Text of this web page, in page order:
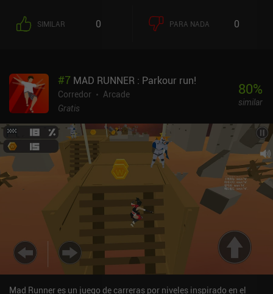
de vidas, pero un iAP de 1 $ elimina este sistema por completo, y
los iAP de 3 $ también eliminan los anuncios, que rara vez
SIMILAR 0 PARA NADA 0
#7 MAD RUNNER : Parkour run!
Corredor
Arcade
Gratis
80%
similar
Mad Runner es un juego de carreras por niveles inspirado en el